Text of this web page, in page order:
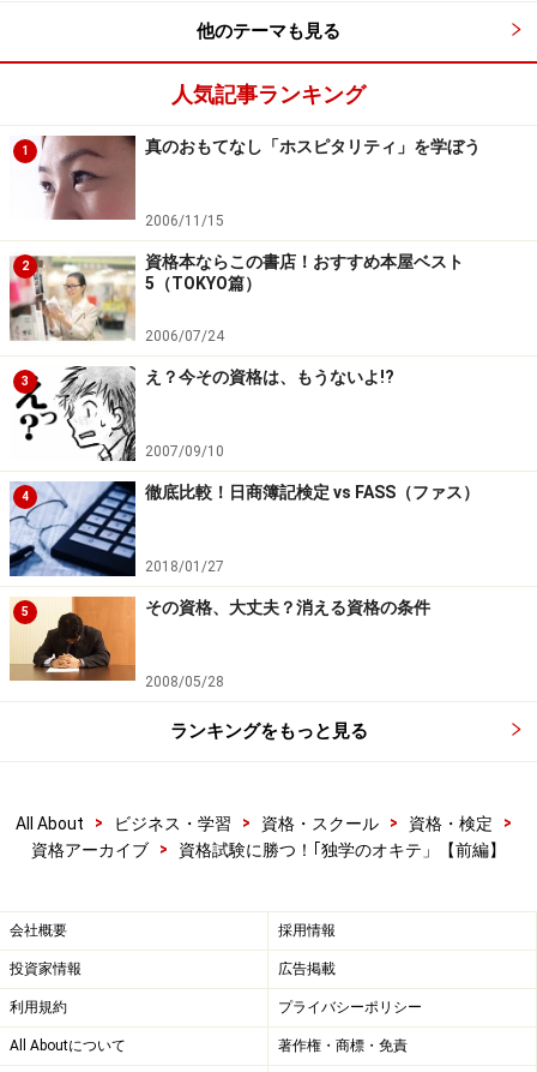
他のテーマも見る
人気記事ランキング
1 真のおもてなし「ホスピタリティ」を学ぼう
2006/11/15
2
資格本ならこの書店！おすすめ本屋ベスト
5（TOKYO篇）
2006/07/24
3 え？今その資格は、もうないよ!?
2007/09/10
4 徹底比較！日商簿記検定 vs FASS（ファス）
2018/01/27
5 その資格、大丈夫？消える資格の条件
2008/05/28
ランキングをもっと見る
All About > ビジネス・学習 > 資格・スクール > 資格・検定
>
資格アーカイブ
> 資格試験に勝つ！｢独学のオキテ」【前編】
会社概要 採用情報
投資家情報 広告掲載
利用規約 プライバシーポリシー
All Aboutについて 著作権・商標・免責